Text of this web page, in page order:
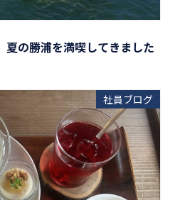
夏の勝浦を満喫してきました
社員ブログ